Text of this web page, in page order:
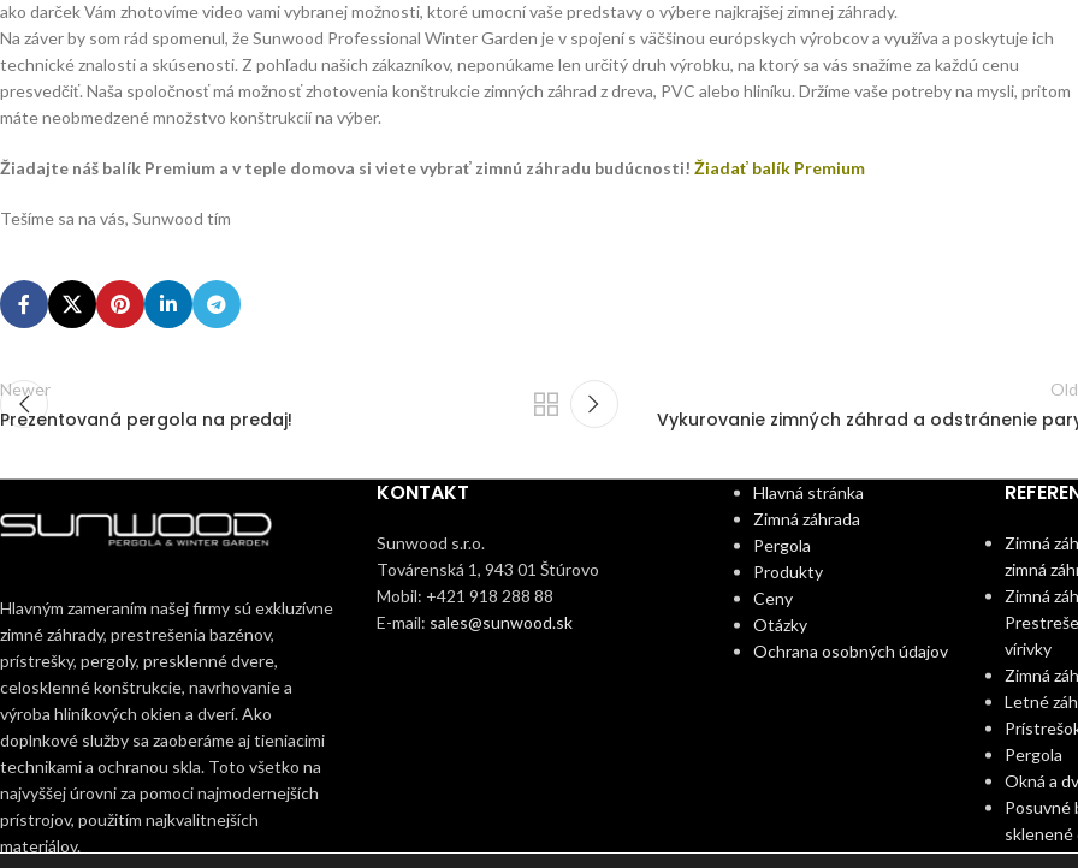
ako darček Vám zhotovíme video vami vybranej možnosti, ktoré umocní vaše predstavy o výbere najkrajšej zimnej záhrady.
Na záver by som rád spomenul, že Sunwood Professional Winter Garden je v spojení s väčšinou európskych výrobcov a využíva a poskytuje ich
technické znalosti a skúsenosti. Z pohľadu našich zákazníkov, neponúkame len určitý druh výrobku, na ktorý sa vás snažíme za každú cenu
presvedčiť. Naša spoločnosť má možnosť zhotovenia konštrukcie zimných záhrad z dreva, PVC alebo hliníku. Držíme vaše potreby na mysli, pritom
máte neobmedzené množstvo konštrukcií na výber.
Žiadajte náš balík Premium a v teple domova si viete vybrať zimnú záhradu budúcnosti! Žiadať balík Premium
Tešíme sa na vás, Sunwood tím
Newer
Prezentovaná pergola na predaj! Vykurovanie zimných záhrad a odstránenie
Hlavným zameraním našej firmy sú exkluzívne
zimné záhrady, prestrešenia bazénov,
prístrešky, pergoly, presklenné dvere,
celosklenné konštrukcie, navrhovanie a
výroba hliníkových okien a dverí. Ako
doplnkové služby sa zaoberáme aj tieniacimi
technikami a ochranou skla. Toto všetko na
najvyššej úrovni za pomoci najmodernejších
prístrojov, použitím najkvalitnejších
materiálov.
KONTAKT
Sunwood s.r.o.
Továrenská 1, 943 01 Štúrovo
Mobil: +421 918 288 88
E-mail: sales@sunwood.sk
Hlavná stránka
Zimná záhrada
Pergola
Produkty
Ceny
Otázky
Ochrana osobných údajov
Zimná
zimná
Zimná
vírivky
Zimná
Letné
Pergola
Okná a
Posuvné
sklenené
Tieniaca